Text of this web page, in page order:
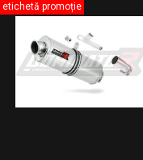
etichetă promoție